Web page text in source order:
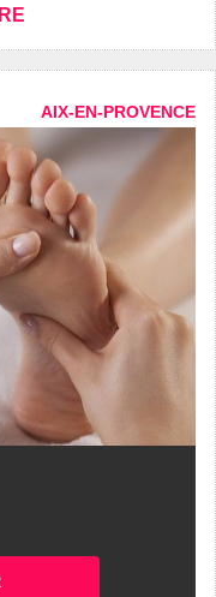
AIX-EN-PROVENCE